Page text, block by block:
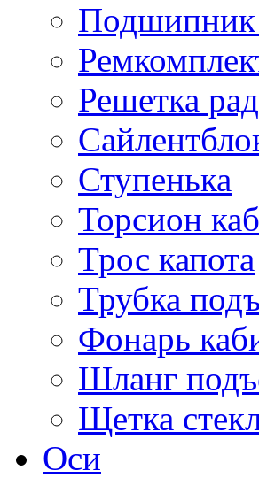
Решетка
Ступенька
Торсион
Трос капота
Трубка
Фонарь
Шланг
Щетка
Оси